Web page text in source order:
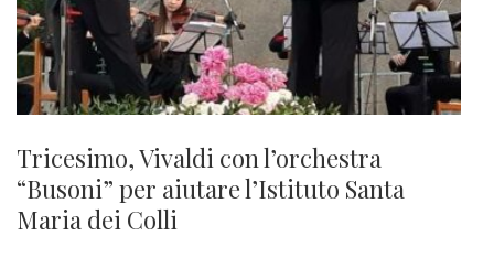
Tricesimo, Vivaldi con l’orchestra
“Busoni” per aiutare l’Istituto Santa
Maria dei Colli